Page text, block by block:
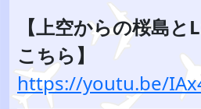
【上空からの桜島と
こちら】
https://youtu.be/